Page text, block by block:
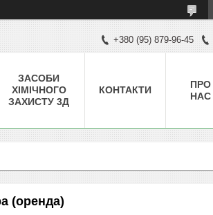
+380 (95) 879-96-45
ЗАСОБИ
ХІМІЧНОГО
ЗАХИСТУ 3Д
КОНТАКТИ
ПРО
НАС
(оренда)